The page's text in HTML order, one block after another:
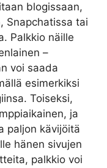
blogissaan,
Snapchatissa tai
Palkkio näille
–
voi saada
esimerkiksi
Toiseksi,
ja
paljon kävijöitä
hänen sivujen
palkkio voi